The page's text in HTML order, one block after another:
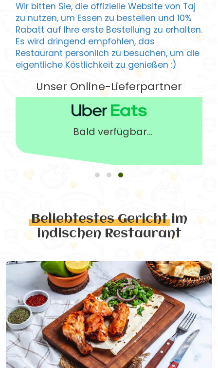
Wir bitten Sie, die offizielle Website von Taj
zu nutzen, um Essen zu bestellen und 10%
Rabatt auf Ihre erste Bestellung zu erhalten.
Es wird dringend empfohlen, das
Restaurant persönlich zu besuchen, um die
eigentliche Köstlichkeit zu genießen :)
Unser Online-Lieferpartner
Bald verfügbar...
Beliebtestes Gerichtim
indischen Restaurant